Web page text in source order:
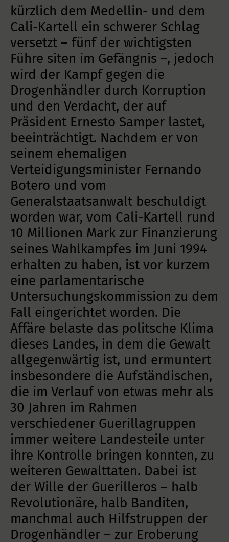
kürzlich dem Medellin- und dem
Cali-Kartell ein schwerer Schlag
versetzt – fünf der wichtigsten
Führe siten im Gefängnis –, jedoch
wird der Kampf gegen die
Drogenhändler durch Korruption
und den Verdacht, der auf
Präsident Ernesto Samper lastet,
beeinträchtigt. Nachdem er von
seinem ehemaligen
Verteidigungsminister Fernando
Botero und vom
Generalstaatsanwalt beschuldigt
worden war, vom Cali-Kartell rund
10 Millionen Mark zur Finanzierung
seines Wahlkampfes im Juni 1994
erhalten zu haben, ist vor kurzem
eine parlamentarische
Untersuchungskommission zu dem
Fall eingerichtet worden. Die
Affäre belaste das politsche Klima
dieses Landes, in dem die Gewalt
allgegenwärtig ist, und ermuntert
insbesondere die Aufständischen,
die im Verlauf von etwas mehr als
30 Jahren im Rahmen
verschiedener Guerillagruppen
immer weitere Landesteile unter
ihre Kontrolle bringen konnten, zu
weiteren Gewalttaten. Dabei ist
der Wille der Guerilleros – halb
Revolutionäre, halb Banditen,
manchmal auch Hilfstruppen der
Drogenhändler – zur Eroberung